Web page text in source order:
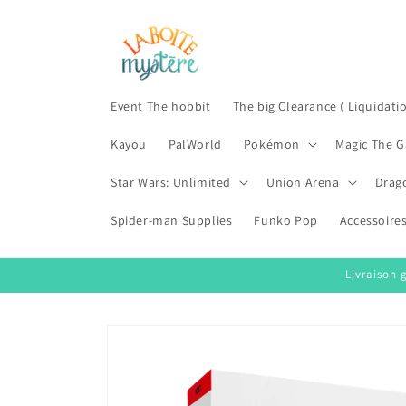
Event The hobbit The big Clearance (
Kayou PalWorld Pokémon Magic The
Star Wars: Unlimited Union Arena
Spider-man Supplies Funko Pop Accessoires
Livraison